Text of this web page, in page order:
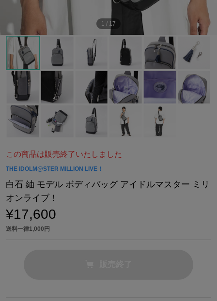
1 / 17
この商品は販売終了いたしました
THE IDOLM@STER MILLION LIVE！
白石 紬 モデル ボディバッグ アイドルマスター ミリ
オンライブ！
¥17,600
送料一律1,000円